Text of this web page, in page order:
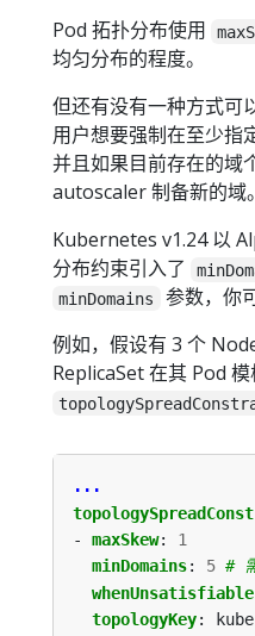
Pod 拓扑分布使用
均匀分布的程度。
但还有没有一种方式可
用户想要强制在至少指
并且如果目前存在的域
autoscaler 制备新的域。
Kubernetes v1.24 以
分布约束引入了
minDomains
参数，你
例如，假设有 3 个
ReplicaSet 在其 Pod
...
- maxSkew:
1
minDomains: 5 #
whenUnsatisfiable
topologyKey: